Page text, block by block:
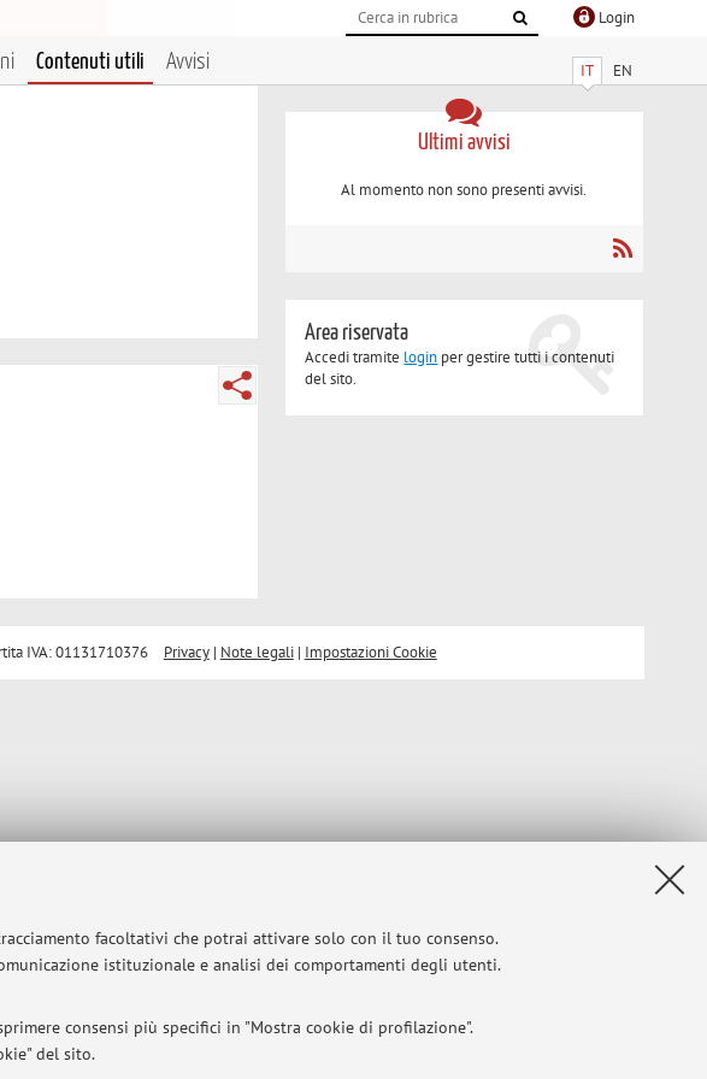
facoltativi che potrai attivare solo con il tuo consenso.
istituzionale e analisi dei comportamenti degli utenti.
consensi più specifici in "Mostra cookie di profilazione".
del sito.
Login
IT EN
Contenuti utili Avvisi
Ultimi avvisi
Al momento non sono presenti avvisi.
Area riservata
Accedi tramite login per gestire tutti i contenuti
del sito.
IVA: 01131710376 Privacy| Note legali| Impostazioni Cookie